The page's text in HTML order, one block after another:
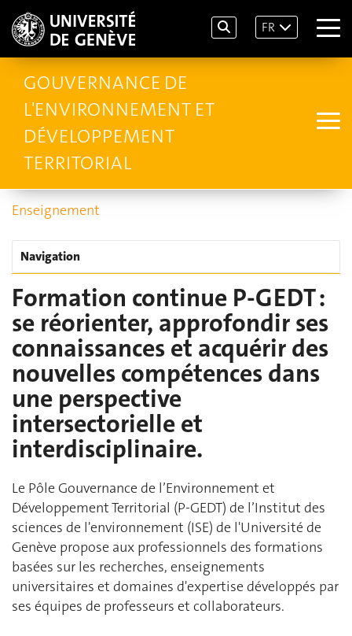
FR
GOUVERNANCE DE
L'ENVIRONNEMENT ET
DÉVELOPPEMENT
TERRITORIAL
Enseignement
Navigation
Formation continue P-GEDT :
se réorienter, approfondir ses
connaissances et acquérir des
nouvelles compétences dans
une perspective
intersectorielle et
interdisciplinaire.
Le Pôle Gouvernance de l’Environnement et
Développement Territorial (P-GEDT) de l’Institut des
sciences de l'environnement (ISE) de l'Université de
Genève propose aux professionnels des formations
basées sur les recherches, enseignements
universitaires et domaines d'expertise développés par
ses équipes de professeurs et collaborateurs.